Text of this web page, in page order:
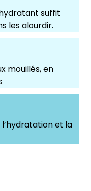
suffit
les alourdir.
mouillés, en
et la